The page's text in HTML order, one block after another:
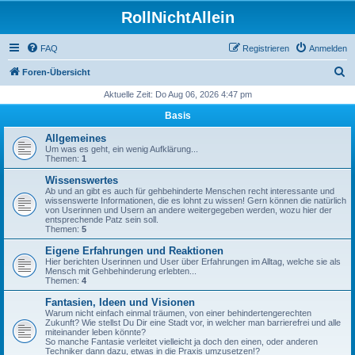
RollNichtAllein
FAQ Anmelden
Registrieren
Foren-Übersicht
h
Aktuelle Zeit: Do Aug 06, 2026 4:47 pm
Basis
Allgemeines
Um was es geht, ein wenig Aufklärung...
Themen: 1
Wissenswertes
Ab und an gibt es auch für gehbehinderte Menschen recht interessante und
wissenswerte Informationen, die es lohnt zu wissen! Gern können die natürlich
von Userinnen und Usern an andere weitergegeben werden, wozu hier der
entsprechende Patz sein soll.
Themen: 5
Eigene Erfahrungen und Reaktionen
Hier berichten Userinnen und User über Erfahrungen im Alltag, welche sie als
Mensch mit Gehbehinderung erlebten...
Themen: 4
Fantasien, Ideen und Visionen
Warum nicht einfach einmal träumen, von einer behindertengerechten
Zukunft? Wie stellst Du Dir eine Stadt vor, in welcher man barrierefrei und alle
miteinander leben könnte?
So manche Fantasie verleitet vielleicht ja doch den einen, oder anderen
Techniker dann dazu, etwas in die Praxis umzusetzen!?